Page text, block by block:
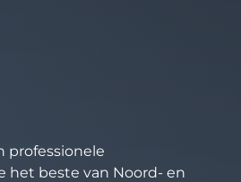
professionele
het beste van Noord- en